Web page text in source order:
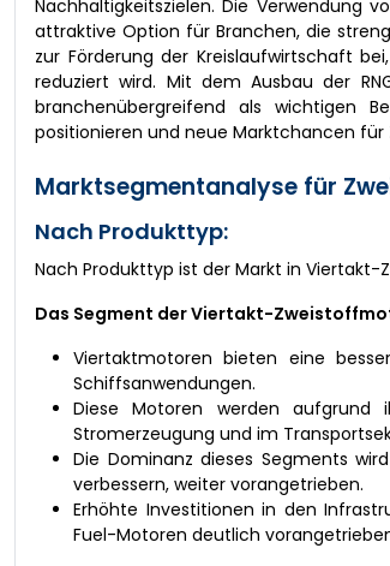
Nachhaltigkeitszielen. Die Verwendung
attraktive Option für Branchen, die
zur Förderung der Kreislaufwirtschaft
reduziert wird. Mit dem Ausbau der
branchenübergreifend als wichtigen
positionieren und neue Marktchancen
Marktsegmentanalyse für
Nach Produkttyp:
Nach Produkttyp ist der Markt in
Das Segment der Viertakt-
Viertaktmotoren bieten eine
Schiffsanwendungen.
Diese Motoren werden aufgrund
Stromerzeugung und im
Die Dominanz dieses Segments
verbessern, weiter vorangetrieben.
Erhöhte Investitionen in den
Fuel-Motoren deutlich